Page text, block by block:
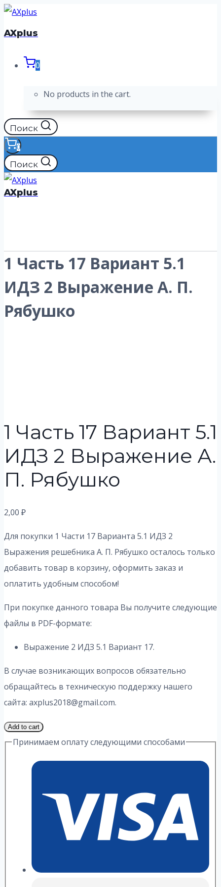
Перейти
к
AXplus
0
No products in the cart.
Поиск
0
Поиск
AXplus
1 Часть 17 Вариант 5.1
ИДЗ 2 Выражение А. П.
Рябушко
1 Часть 17 Вариант 5.1
ИДЗ 2 Выражение А.
П. Рябушко
2,00 ₽
Для покупки 1 Части 17 Варианта 5.1 ИДЗ 2
Выражения решебника А. П. Рябушко осталось только
добавить товар в корзину, оформить заказ и
оплатить удобным способом!
При покупке данного товара Вы получите следующие
файлы в PDF-формате:
Выражение 2 ИДЗ 5.1 Вариант 17.
В случае возникающих вопросов обязательно
обращайтесь в техническую поддержку нашего
сайта: axplus2018@gmail.com.
1
Часть
Add to cart
Принимаем оплату следующими способами